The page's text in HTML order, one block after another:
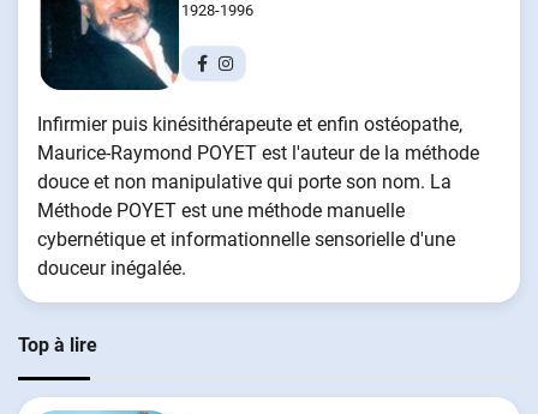
1928-1996
Infirmier puis kinésithérapeute et enfin ostéopathe,
Maurice-Raymond POYET est l'auteur de la méthode
douce et non manipulative qui porte son nom. La
Méthode POYET est une méthode manuelle
cybernétique et informationnelle sensorielle d'une
douceur inégalée.
Top à lire